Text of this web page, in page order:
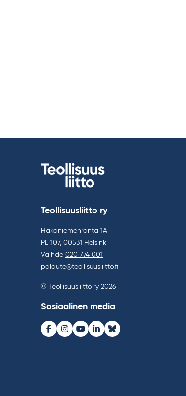
Teollisuusliitto ry
Hakaniemenranta 1A
PL 107, 00531 Helsinki
Vaihde 020 774 001
palaute@teollisuusliitto.fi
© Teollisuusliitto ry 2026
Sosiaalinen media
Facebook
Instagram
Youtube
LinkedInBluesky